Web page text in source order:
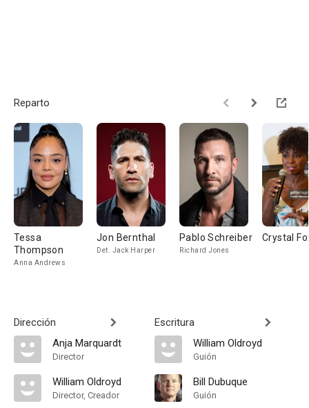
Reparto
Tessa
Thompson
Anna Andrews
Jon Bernthal
Det. Jack Harper
Pablo Schreiber
Richard Jones
Crystal
Dirección
Anja Marquardt
Director
William Oldroyd
Director, Creador
Escritura
William Oldroyd
Guión
Bill Dubuque
Guión